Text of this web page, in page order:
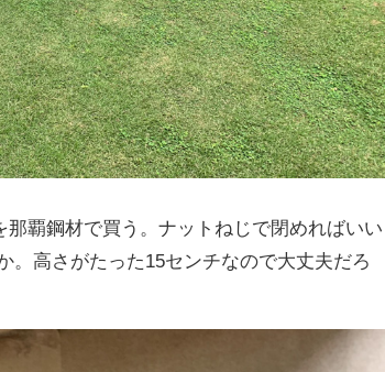
覇鋼材で買う。ナットねじで閉めればいい
。高さがたった15センチなので大丈夫だろ